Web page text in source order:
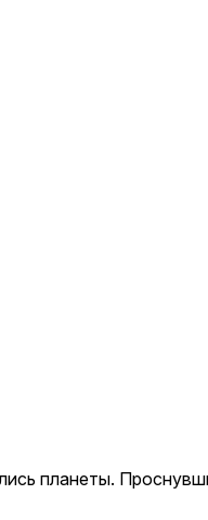
планеты.